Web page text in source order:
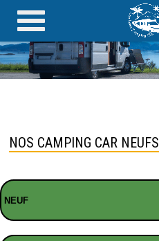
NOS CAMPING CAR NEUFS